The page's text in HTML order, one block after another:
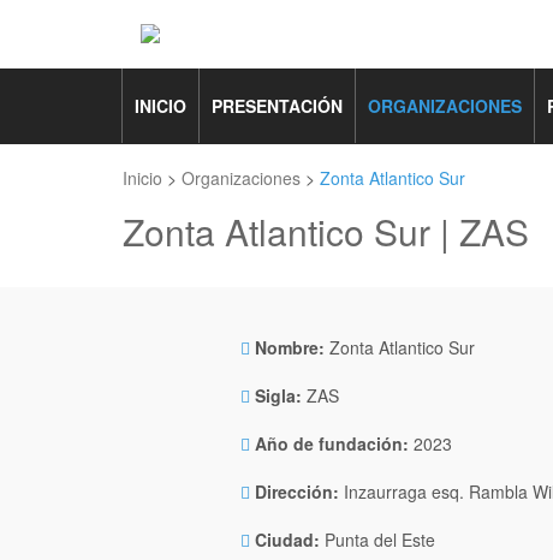
INICIO PRESENTACIÓN ORGANIZACIONES
Inicio > Organizaciones > Zonta Atlantico Sur
Zonta Atlantico Sur | ZAS
Nombre: Zonta Atlantico Sur
Sigla: ZAS
Año de fundación: 2023
Dirección: Inzaurraga esq. Rambla
Ciudad: Punta del Este